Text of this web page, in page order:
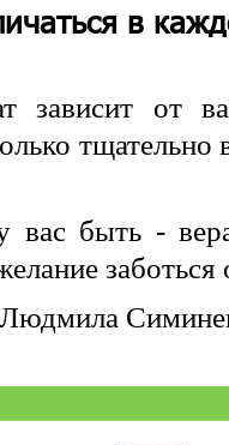
в
зависит от
вас быть -
заботься